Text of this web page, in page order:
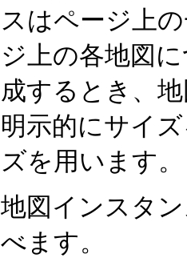
スはページ上
ジ上の各地図
成するとき、
明示的にサイ
ズを用います。
地図インスタ
べます。